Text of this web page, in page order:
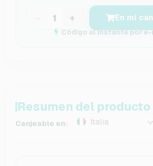
+ En mi
Código al instante por
Resumen del producto
Canjeable en: Italia